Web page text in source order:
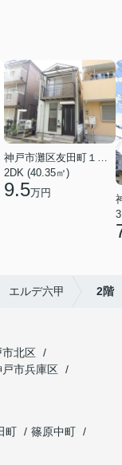
2DK (40.35㎡)
9.5万円
エルデ六甲 2階
市北区
戸市兵庫区
町
篠原中町